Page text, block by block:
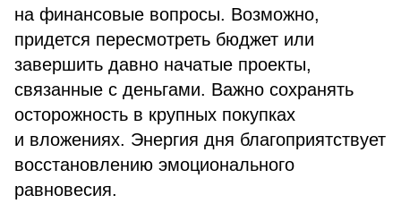
на финансовые вопросы. Возможно,
придется пересмотреть бюджет или
завершить давно начатые проекты,
связанные с деньгами. Важно сохранять
осторожность в крупных покупках
и вложениях. Энергия дня благоприятствует
восстановлению эмоционального
равновесия.